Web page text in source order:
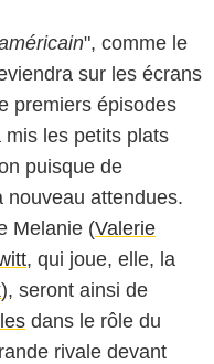
", comme le
sur les écrans
premiers épisodes
les petits plats
puisque de
nouveau attendues.
Melanie (Valerie
, qui joue, elle, la
), seront ainsi de
dans le rôle du
rivale devant